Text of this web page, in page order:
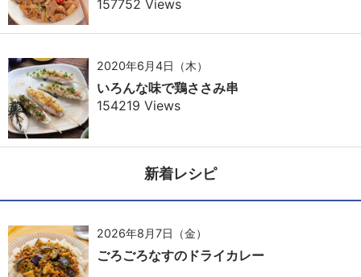
157752 Views
2020年6月4日（木）
いろんな味で鶏ささみ串
154219 Views
新着レシピ
2026年8月7日（金）
ごろごろなすのドライカレー